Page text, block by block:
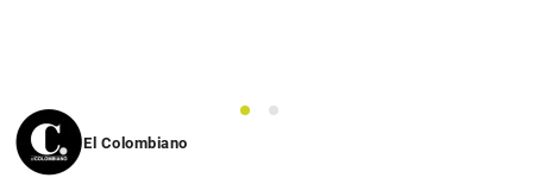
1
2
El Colombiano